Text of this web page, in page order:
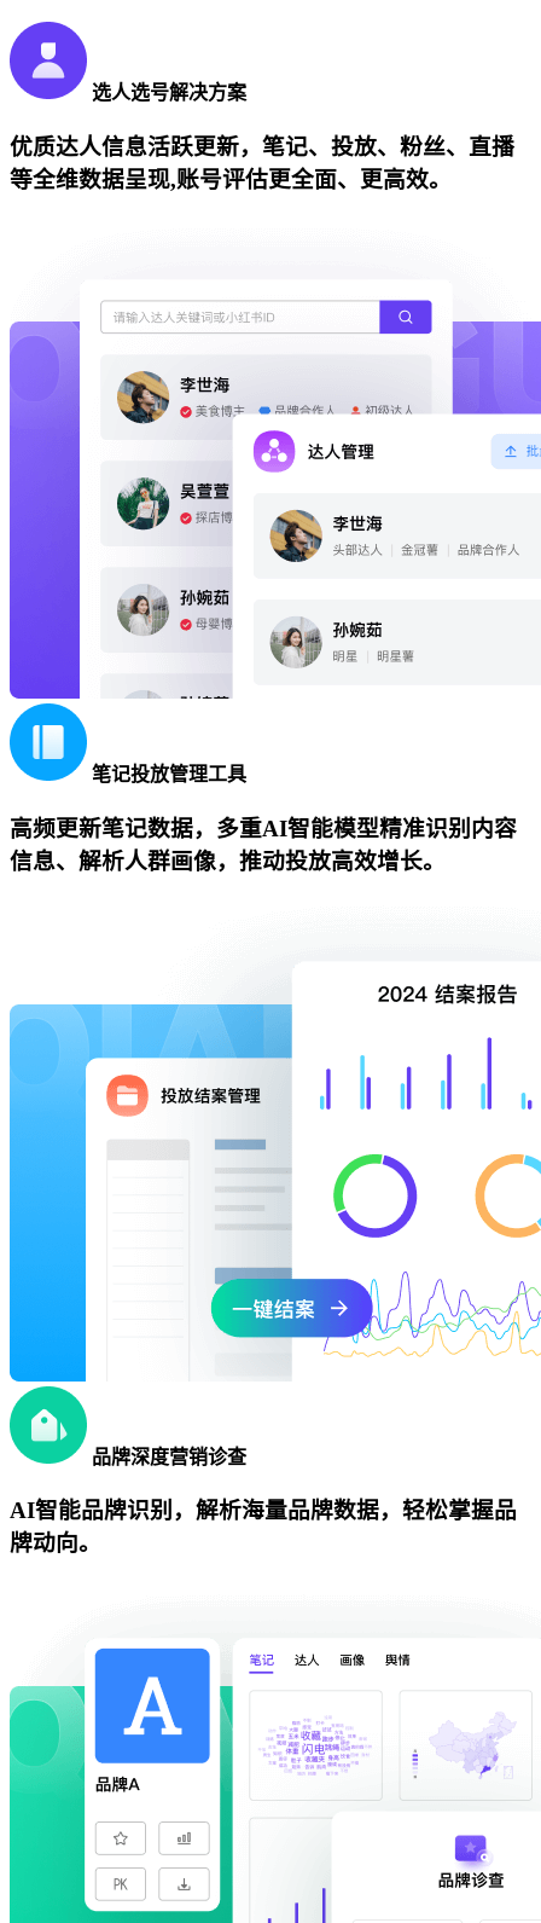
选人选号解决方案
优质达人信息活跃更新，笔记、投放、粉丝、直播
等全维数据呈现,账号评估更全面、更高效。
笔记投放管理工具
高频更新笔记数据，多重AI智能模型精准识别内容
信息、解析人群画像，推动投放高效增长。
品牌深度营销诊查
AI智能品牌识别，解析海量品牌数据，轻松掌握品
牌动向。